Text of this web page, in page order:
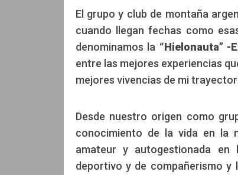
El grupo y club de montaña
cuando llegan fechas como
denominamos la “Hielonauta”
entre las mejores experiencias
mejores vivencias de mi
Desde nuestro origen como
conocimiento de la vida en la
amateur y autogestionada
deportivo y de compañerismo y